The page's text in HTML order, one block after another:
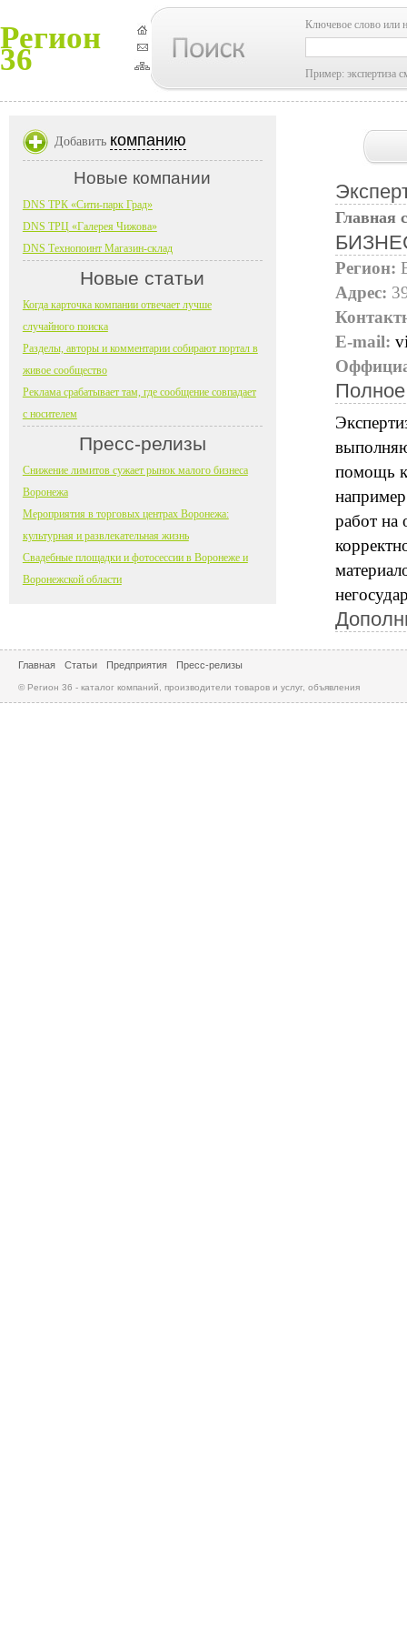
Регион
36
Ключевое слово или
Пример: экспертиза
Главная
Регион:
Адрес:
E-mail:
помощь
работ на
Добавить компанию
Новые компании
DNS ТРК «Сити-парк Град»
DNS ТРЦ «Галерея Чижова»
DNS Технопоинт Магазин-склад
Новые статьи
Когда карточка компании отвечает лучше
случайного поиска
Разделы, авторы и комментарии собирают портал в
живое сообщество
Реклама срабатывает там, где сообщение совпадает
с носителем
Пресс-релизы
Снижение лимитов сужает рынок малого бизнеса
Воронежа
Мероприятия в торговых центрах Воронежа:
культурная и развлекательная жизнь
Свадебные площадки и фотосессии в Воронеже и
Воронежской области
Главная Статьи Предприятия Пресс-релизы
© Регион 36 - каталог компаний, производители товаров и услуг, объявления